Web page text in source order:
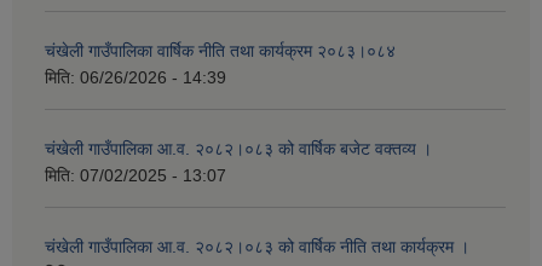
चंखेली गाउँपालिका वार्षिक नीति तथा कार्यक्रम २०८३।०८४
मिति: 06/26/2026 - 14:39
चंखेली गाउँपालिका आ.व. २०८२।०८३ को वार्षिक बजेट वक्तव्य ।
मिति: 07/02/2025 - 13:07
चंखेली गाउँपालिका आ.व. २०८२।०८३ को वार्षिक नीति तथा कार्यक्रम ।